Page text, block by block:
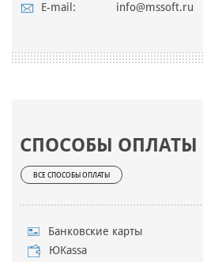
E-mail: info@mssoft.ru
СПОСОБЫ ОПЛАТЫ
ВСЕ СПОСОБЫ ОПЛАТЫ
Банковские карты
ЮKassa